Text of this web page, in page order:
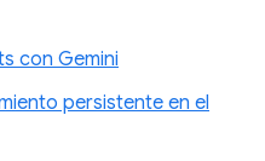
con Gemini
persistente en el